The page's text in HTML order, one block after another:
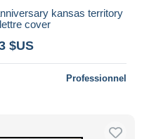
kansas territory
cover
$US
Professionnel